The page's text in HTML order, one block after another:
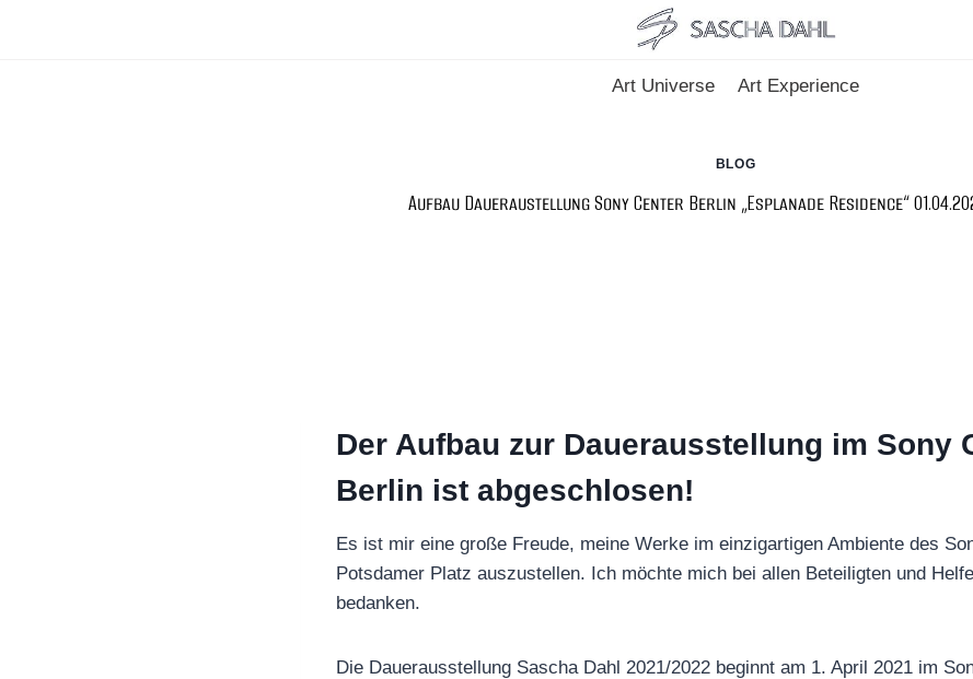
Art Universe Art Experience
BLOG
Aufbau Daueraustellung Sony Center Berlin „Esplanade Residence“
Der Aufbau zur Dauerausstellung im Sony
Berlin ist abgeschlosen!
Es ist mir eine große Freude, meine Werke im einzigartigen Ambiente des
Potsdamer Platz auszustellen. Ich möchte mich bei allen Beteiligten und
bedanken.
Die Dauerausstellung Sascha Dahl 2021/2022 beginnt am 1. April 2021 im